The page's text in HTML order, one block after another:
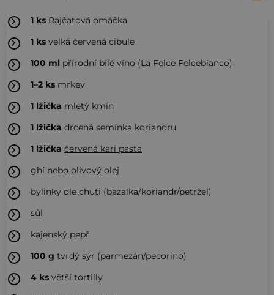
1 ks Rajčatová omáčka
1 ks velká červená cibule
100 ml přírodní bílé víno (La Felce Felcebianco)
1–2 ks mrkev
1 lžička mletý kmín
1 lžička drcená semínka koriandru
1 lžička červená kari pasta
ghí nebo olivový olej
bylinky dle chuti (bazalka/koriandr/petržel)
sůl
kajenský pepř
100 g tvrdý sýr (parmezán/pecorino)
4 ks větší tortilly